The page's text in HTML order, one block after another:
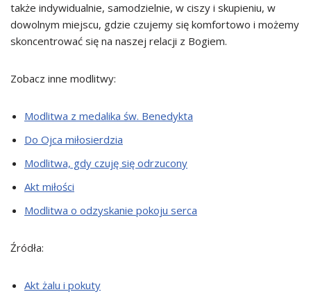
także indywidualnie, samodzielnie, w ciszy i skupieniu, w
dowolnym miejscu, gdzie czujemy się komfortowo i możemy
skoncentrować się na naszej relacji z Bogiem.
Zobacz inne modlitwy:
Modlitwa z medalika św. Benedykta
Do Ojca miłosierdzia
Modlitwa, gdy czuję się odrzucony
Akt miłości
Modlitwa o odzyskanie pokoju serca
Źródła:
Akt żalu i pokuty